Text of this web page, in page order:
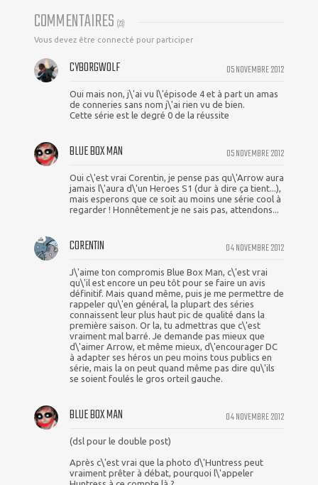
COMMENTAIRES (23)
Vous devez être connecté pour participer
05 NOVEMBRE 2012
CYBORGWOLF
Oui mais non, j\'ai vu l\'épisode 4 et à part un amas
de conneries sans nom j\'ai rien vu de bien.
Cette série est le degré 0 de la réussite
05 NOVEMBRE 2012
BLUE BOX MAN
Oui c\'est vrai Corentin, je pense pas qu\'Arrow aura
jamais l\'aura d\'un Heroes S1 (dur à dire ça tient...),
mais esperons que ce soit au moins une série cool à
regarder ! Honnêtement je ne sais pas, attendons...
04 NOVEMBRE 2012
CORENTIN
J\'aime ton compromis Blue Box Man, c\'est vrai
qu\'il est encore un peu tôt pour se faire un avis
définitif. Mais quand même, puis je me permettre de
rappeler qu\'en général, la plupart des séries
connaissent leur plus haut pic de qualité dans la
première saison. Or la, tu admettras que c\'est
vraiment mal barré. Je demande pas mieux que
d\'aimer Arrow, et même mieux, d\'encourager DC
à adapter ses héros un peu moins tous publics en
série, mais la on peut quand même pas dire qu\'ils
se soient foulés le gros orteil gauche.
04 NOVEMBRE 2012
BLUE BOX MAN
(dsl pour le double post)
Après c\'est vrai que la photo d\'Huntress peut
vraiment prêter à débat, pourquoi l\'appeler